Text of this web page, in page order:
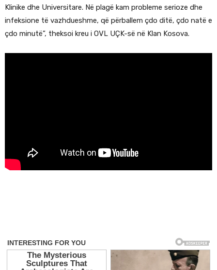
Klinike dhe Universitare. Në plagë kam probleme serioze dhe
infeksione të vazhdueshme, që përballem çdo ditë, çdo natë e
çdo minutë”, theksoi kreu i OVL UÇK-së në Klan Kosova.